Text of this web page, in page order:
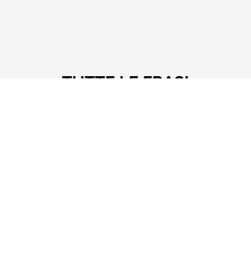
TUTTE LE FRASI